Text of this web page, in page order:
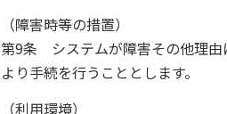
（障害時等の措置）
第9条 システムが障害その他理由
より手続を行うこととします。
（利用環境）